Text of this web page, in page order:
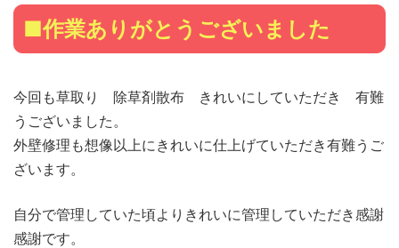
■作業ありがとうございました
今回も草取り 除草剤散布 きれいにしていただき 有難
うございました。
外壁修理も想像以上にきれいに仕上げていただき有難うご
ざいます。
自分で管理していた頃よりきれいに管理していただき感謝
感謝です。